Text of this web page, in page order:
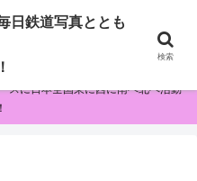
道写真とともに！
スに日本全国東に西に南へ北へ活動
鉄道写真ととも
検索